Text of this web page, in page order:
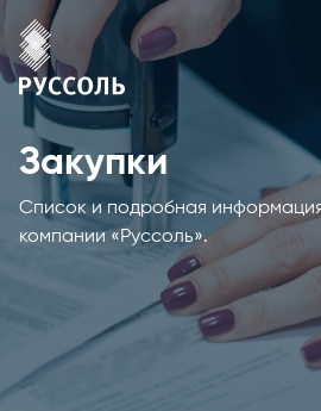
Закупки
Список и подробная
компании «Руссоль».